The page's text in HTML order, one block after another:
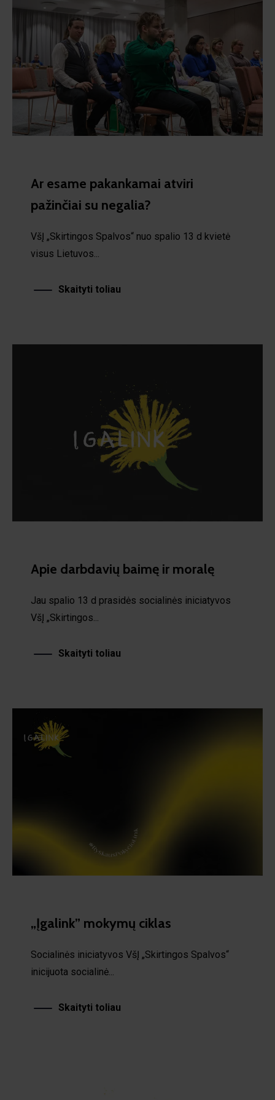
Ar esame pakankamai atviri
pažinčiai su negalia?
VšĮ „Skirtingos Spalvos“ nuo spalio 13 d kvietė
visus Lietuvos...
Skaityti toliau
Apie darbdavių baimę ir moralę
Jau spalio 13 d prasidės socialinės iniciatyvos
VšĮ „Skirtingos...
Skaityti toliau
„Įgalink” mokymų ciklas
Socialinės iniciatyvos VšĮ „Skirtingos Spalvos“
inicijuota socialinė...
Skaityti toliau